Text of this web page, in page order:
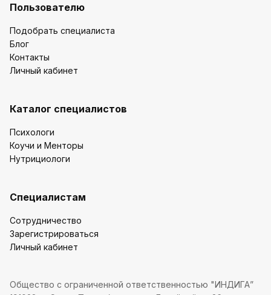
Пользователю
Подобрать специалиста
Блог
Контакты
Личный кабинет
Каталог специалистов
Психологи
Коучи и Менторы
Нутрициологи
Специалистам
Сотрудничество
Зарегистрироваться
Личный кабинет
Общество с ограниченной ответственностью "ИНДИГА”